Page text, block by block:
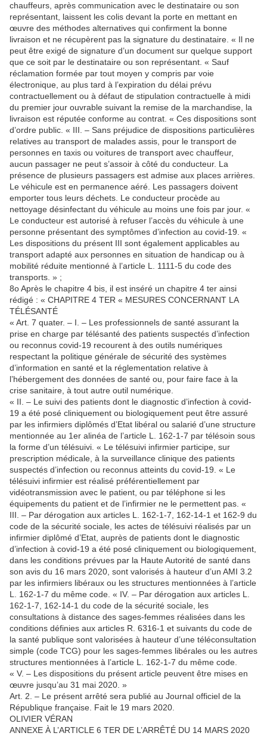
chauffeurs, après communication avec le destinataire ou son
représentant, laissent les colis devant la porte en mettant en
œuvre des méthodes alternatives qui confirment la bonne
livraison et ne récupèrent pas la signature du destinataire. « Il ne
peut être exigé de signature d’un document sur quelque support
que ce soit par le destinataire ou son représentant. « Sauf
réclamation formée par tout moyen y compris par voie
électronique, au plus tard à l’expiration du délai prévu
contractuellement ou à défaut de stipulation contractuelle à midi
du premier jour ouvrable suivant la remise de la marchandise, la
livraison est réputée conforme au contrat. « Ces dispositions sont
d’ordre public. « III. – Sans préjudice de dispositions particulières
relatives au transport de malades assis, pour le transport de
personnes en taxis ou voitures de transport avec chauffeur,
aucun passager ne peut s’assoir à côté du conducteur. La
présence de plusieurs passagers est admise aux places arrières.
Le véhicule est en permanence aéré. Les passagers doivent
emporter tous leurs déchets. Le conducteur procède au
nettoyage désinfectant du véhicule au moins une fois par jour. «
Le conducteur est autorisé à refuser l’accès du véhicule à une
personne présentant des symptômes d’infection au covid-19. «
Les dispositions du présent III sont également applicables au
transport adapté aux personnes en situation de handicap ou à
mobilité réduite mentionné à l’article L. 1111-5 du code des
transports. » ;
8o Après le chapitre 4 bis, il est inséré un chapitre 4 ter ainsi
rédigé : « CHAPITRE 4 TER « MESURES CONCERNANT LA
TÉLÉSANTÉ
« Art. 7 quater. – I. – Les professionnels de santé assurant la
prise en charge par télésanté des patients suspectés d’infection
ou reconnus covid-19 recourent à des outils numériques
respectant la politique générale de sécurité des systèmes
d’information en santé et la réglementation relative à
l’hébergement des données de santé ou, pour faire face à la
crise sanitaire, à tout autre outil numérique.
« II. – Le suivi des patients dont le diagnostic d’infection à covid-
19 a été posé cliniquement ou biologiquement peut être assuré
par les infirmiers diplômés d’Etat libéral ou salarié d’une structure
mentionnée au 1er alinéa de l’article L. 162-1-7 par télésoin sous
la forme d’un télésuivi. « Le télésuivi infirmier participe, sur
prescription médicale, à la surveillance clinique des patients
suspectés d’infection ou reconnus atteints du covid-19. « Le
télésuivi infirmier est réalisé préférentiellement par
vidéotransmission avec le patient, ou par téléphone si les
équipements du patient et de l’infirmier ne le permettent pas. «
III. – Par dérogation aux articles L. 162-1-7, 162-14-1 et 162-9 du
code de la sécurité sociale, les actes de télésuivi réalisés par un
infirmier diplômé d’Etat, auprès de patients dont le diagnostic
d’infection à covid-19 a été posé cliniquement ou biologiquement,
dans les conditions prévues par la Haute Autorité de santé dans
son avis du 16 mars 2020, sont valorisés à hauteur d’un AMI 3.2
par les infirmiers libéraux ou les structures mentionnées à l’article
L. 162-1-7 du même code. « IV. – Par dérogation aux articles L.
162-1-7, 162-14-1 du code de la sécurité sociale, les
consultations à distance des sages-femmes réalisées dans les
conditions définies aux articles R. 6316-1 et suivants du code de
la santé publique sont valorisées à hauteur d’une téléconsultation
simple (code TCG) pour les sages-femmes libérales ou les autres
structures mentionnées à l’article L. 162-1-7 du même code.
« V. – Les dispositions du présent article peuvent être mises en
œuvre jusqu’au 31 mai 2020. »
Art. 2. – Le présent arrêté sera publié au Journal officiel de la
République française. Fait le 19 mars 2020.
OLIVIER VÉRAN
ANNEXE À L’ARTICLE 6 TER DE L’ARRÊTÉ DU 14 MARS 2020